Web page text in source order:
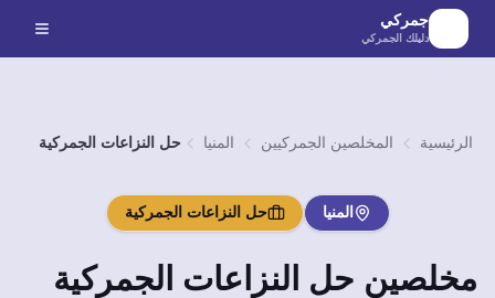
الانتقال إلى المحتوى الرئيسي
جمركي
دليلك الجمركي
الرئيسية المخلصين الجمركيين المنيا حل النزاعات الجمركية
المنيا حل النزاعات الجمركية
مخلصين حل النزاعات الجمركية